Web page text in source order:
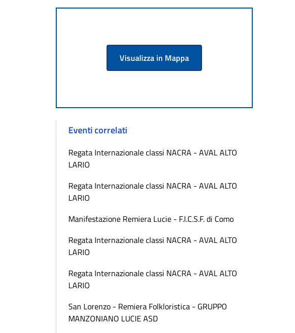
Visualizza in Mappa
Eventi correlati
Regata Internazionale classi NACRA - AVAL ALTO
LARIO
Regata Internazionale classi NACRA - AVAL ALTO
LARIO
Manifestazione Remiera Lucie - F.I.C.S.F. di Como
Regata Internazionale classi NACRA - AVAL ALTO
LARIO
Regata Internazionale classi NACRA - AVAL ALTO
LARIO
San Lorenzo - Remiera Folkloristica - GRUPPO
MANZONIANO LUCIE ASD